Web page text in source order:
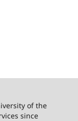
of the
since